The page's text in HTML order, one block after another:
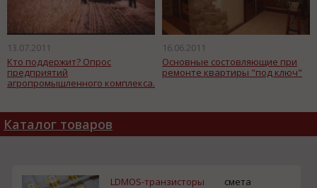
13.07.2011
Кто поддержит? Опрос
предприятий
агропромышленного комплекса.
16.06.2011
Основные состовляющие при
ремонте квартиры "под ключ"
Каталог товаров
LDMOS-транзисторы
смета